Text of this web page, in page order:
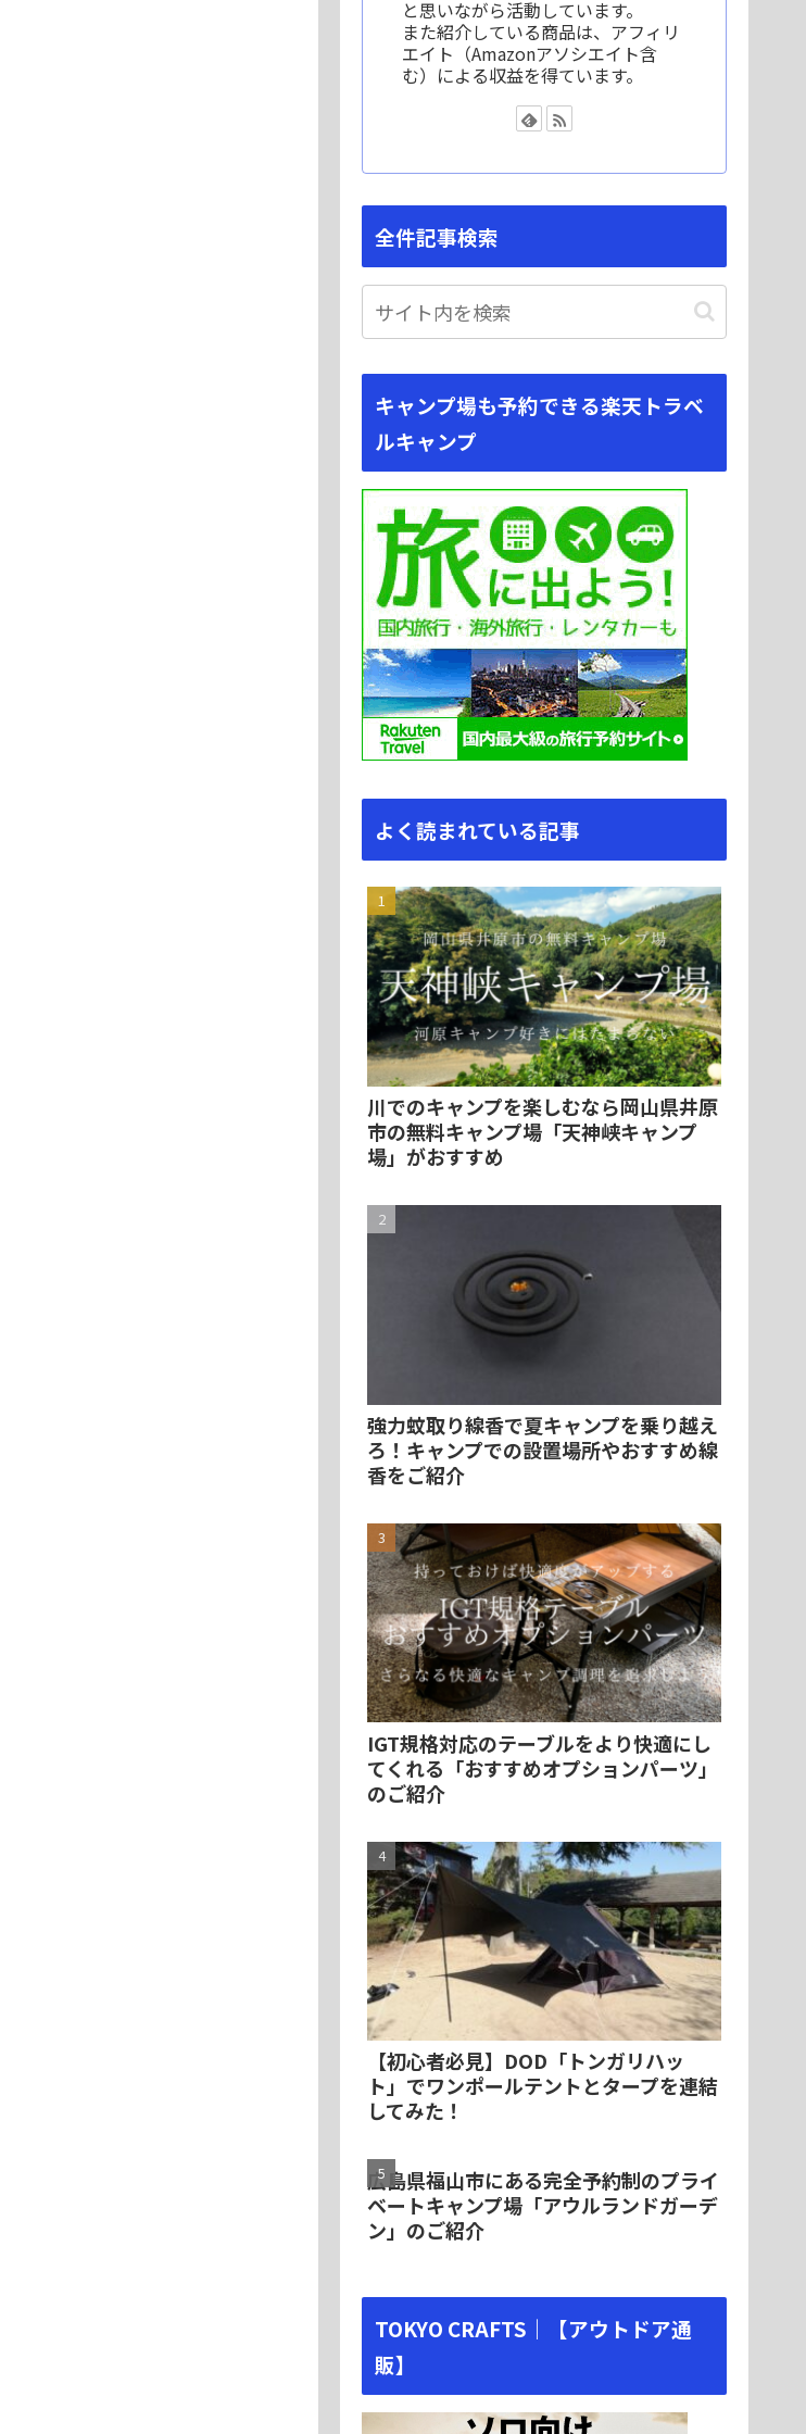
と思いながら活動しています。
また紹介している商品は、アフィリ
エイト（Amazonアソシエイト含
む）による収益を得ています。
全件記事検索
キャンプ場も予約できる楽天トラベ
ルキャンプ
よく読まれている記事
川でのキャンプを楽しむなら岡山県井原
市の無料キャンプ場「天神峡キャンプ
場」がおすすめ
強力蚊取り線香で夏キャンプを乗り越え
ろ！キャンプでの設置場所やおすすめ線
香をご紹介
IGT規格対応のテーブルをより快適にし
てくれる「おすすめオプションパーツ」
のご紹介
【初心者必見】DOD「トンガリハッ
ト」でワンポールテントとタープを連結
してみた！
広島県福山市にある完全予約制のプライ
ベートキャンプ場「アウルランドガーデ
ン」のご紹介
TOKYO CRAFTS｜【アウトドア通
販】